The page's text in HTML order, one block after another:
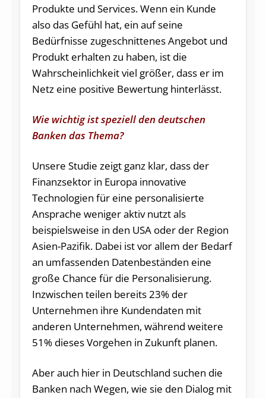
Produkte und Services. Wenn ein Kunde
also das Gefühl hat, ein auf seine
Bedürfnisse zugeschnittenes Angebot und
Produkt erhalten zu haben, ist die
Wahrscheinlichkeit viel größer, dass er im
Netz eine positive Bewertung hinterlässt.
Wie wichtig ist speziell den deutschen
Banken das Thema?
Unsere Studie zeigt ganz klar, dass der
Finanzsektor in Europa innovative
Technologien für eine personalisierte
Ansprache weniger aktiv nutzt als
beispielsweise in den USA oder der Region
Asien-Pazifik. Dabei ist vor allem der Bedarf
an umfassenden Datenbeständen eine
große Chance für die Personalisierung.
Inzwischen teilen bereits 23% der
Unternehmen ihre Kundendaten mit
anderen Unternehmen, während weitere
51% dieses Vorgehen in Zukunft planen.
Aber auch hier in Deutschland suchen die
Banken nach Wegen, wie sie den Dialog mit